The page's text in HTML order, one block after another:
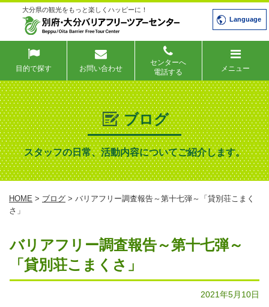
大分県の観光をもっと楽しくハッピーに！
Language
目的で探す お問い合わせ
センターへ
電話する
メニュー
ブログ
スタッフの日常、活動内容についてご紹介します。
HOME > ブログ > バリアフリー調査報告～第十七弾～「貸別荘こまく
さ」
バリアフリー調査報告～第十七弾～
「貸別荘こまくさ」
2021年5月10日